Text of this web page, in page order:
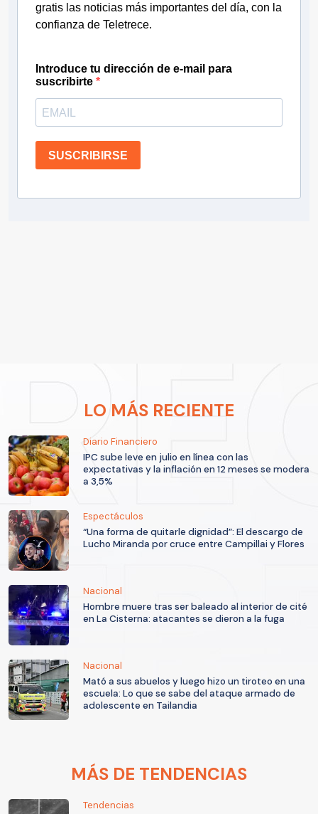
gratis las noticias más importantes del día, con la
confianza de Teletrece.
Introduce tu dirección de e-mail para
suscribirte
SUSCRIBIRSE
LO MÁS RECIENTE
Diario Financiero
IPC sube leve en julio en línea con las
expectativas y la inflación en 12 meses se modera
a 3,5%
Espectáculos
“Una forma de quitarle dignidad”: El descargo de
Lucho Miranda por cruce entre Campillai y Flores
Nacional
Hombre muere tras ser baleado al interior de cité
en La Cisterna: atacantes se dieron a la fuga
Nacional
Mató a sus abuelos y luego hizo un tiroteo en una
escuela: Lo que se sabe del ataque armado de
adolescente en Tailandia
MÁS DE TENDENCIAS
Tendencias